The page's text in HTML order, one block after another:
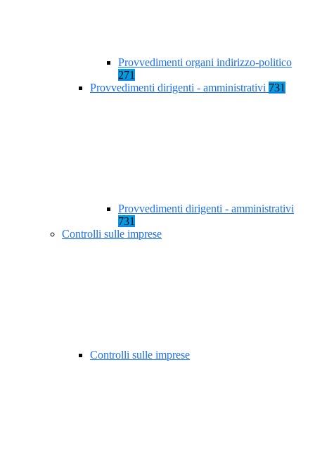
Provvedimenti organi indirizzo-politico
271
Provvedimenti dirigenti - amministrativi 731
Provvedimenti dirigenti - amministrativi
731
Controlli sulle imprese
Controlli sulle imprese